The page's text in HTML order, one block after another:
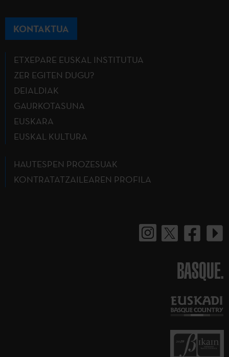
KONTAKTUA
ETXEPARE EUSKAL INSTITUTUA
ZER EGITEN DUGU?
DEIALDIAK
GAURKOTASUNA
EUSKARA
EUSKAL KULTURA
HAUTESPEN PROZESUAK
KONTRATATZAILEAREN PROFILA
BASQUE.